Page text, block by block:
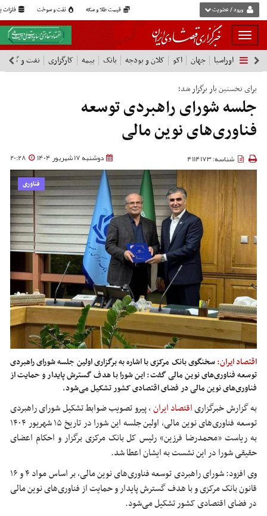
قیمت طلا و سکه نفت و سوخت فلزات ورود / عضویت
بار
و
بسته
نمودن
فهرست
اوراسیا جهان اکو کلان و بودجه بانک بیمه کارگزاری نفت و گاز
برای نخستین بار برگزار شد؛
جلسه شورای راهبردی توسعه
فناوری‌های نوین مالی
دوشنبه 17 شهریور 1404 20:28 شناسه: 4114173
فناوری
اقتصاد ایران:سخنگوی بانک مرکزی با اشاره به برگزاری اولین جلسه شورای راهبردی
توسعه فناوری‌های نوین مالی گفت: این شورا با هدف گسترش پایدار و حمایت از
فناوری‌های نوین مالی در فضای اقتصادی کشور تشکیل می‌شود.
به گزارش خبرگزاریاقتصاد ایران،پیرو تصویب ضوابط تشکیل شورای راهبردی
توسعه فناوری‌های نوین مالی، اولین جلسه این شورا در تاریخ ۱۵ شهریور ۱۴۰۴
به ریاست «محمدرضا فرزین» رئیس کل بانک مرکزی برگزار و احکام اعضای
حقیقی شورا در این نشست به ایشان اعطا شد.
وی افزود: شورای راهبردی توسعه فناوری‌های نوین مالی، بر اساس مواد ۴ و ۱۶
قانون بانک مرکزی و با هدف گسترش پایدار و حمایت از فناوری‌های نوین مالی
در فضای اقتصادی کشور تشکیل می‌شود.